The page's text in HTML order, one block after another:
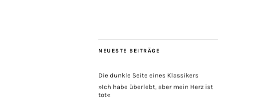
NEUESTE BEITRÄGE
Die dunkle Seite eines Klassikers
»Ich habe überlebt, aber mein Herz ist
tot«